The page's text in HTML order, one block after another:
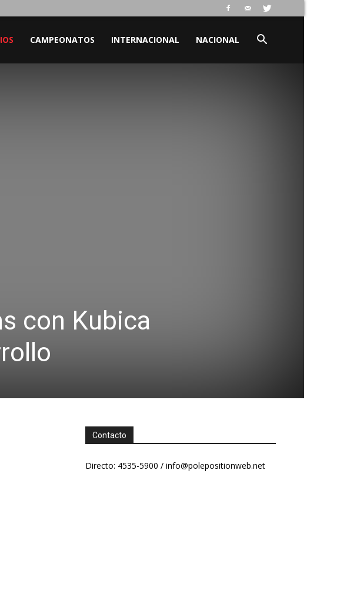
CAMPEONATOS INTERNACIONAL NACIONAL
con Kubica
Contacto
Directo: 4535-5900 / info@polepositionweb.net